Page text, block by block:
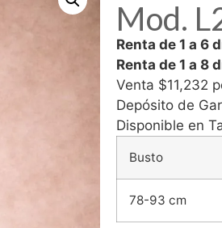
Mod.
Renta de 1 a 6
Renta de 1 a 8
Venta $11,232
Depósito de
Disponible en
Busto
78-93 cm